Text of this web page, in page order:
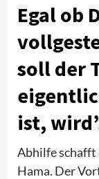
Egal ob
soll der
ist,
Abhilfe schafft
Hama. Der